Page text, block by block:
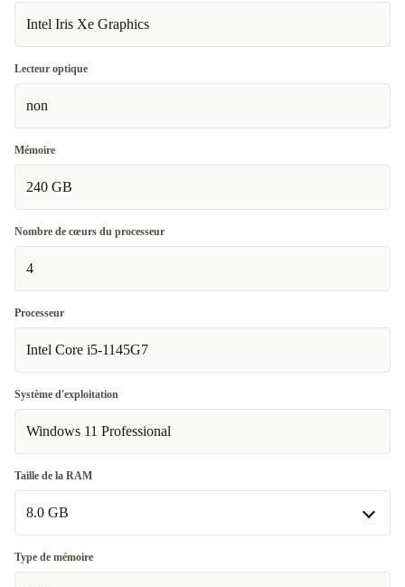
Intel Iris Xe Graphics
Lecteur optique
non
Mémoire
240 GB
Nombre de cœurs du processeur
4
Processeur
Intel Core i5-1145G7
Système d'exploitation
Windows 11 Professional
Taille de la RAM
8.0 GB
8.0 GB
Type de mémoire